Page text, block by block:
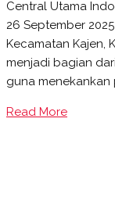
Central Utama
26 September
Kecamatan Kajen,
menjadi bagian
guna menekankan
Read More